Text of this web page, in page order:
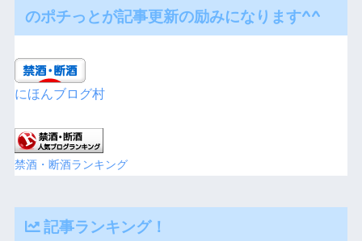
のポチっとが記事更新の励みになります^^
にほんブログ村
禁酒・断酒ランキング
記事ランキング！